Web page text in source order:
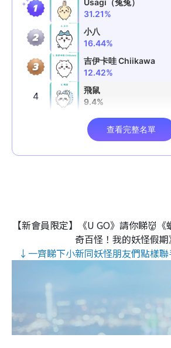
【新會員限定】《U GO》請你睇👹
奇百怪！我的妖怪假期
↓一齊睇下小新同妖怪朋友們點樣